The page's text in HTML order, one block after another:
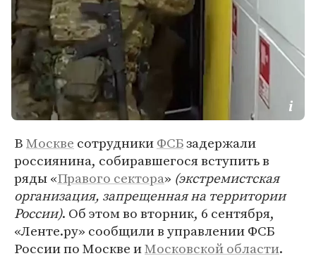
ВМоскве сотрудникиФСБзадержали
россиянина, собиравшегося вступить в
ряды «Правого сектора» (экстремистская
организация, запрещенная на территории
России). Об этом во вторник, 6 сентября,
«Ленте.ру» сообщили в управлении ФСБ
России по Москве иМосковской области.